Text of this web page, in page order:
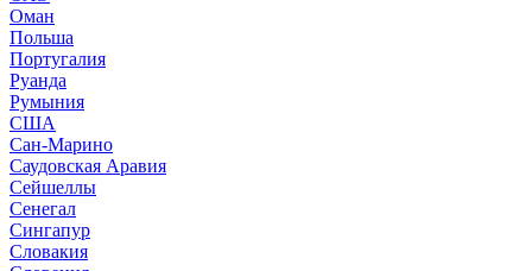
Оман
Польша
Португалия
Руанда
Румыния
США
Сан-Марино
Саудовская Аравия
Сейшеллы
Сенегал
Сингапур
Словакия